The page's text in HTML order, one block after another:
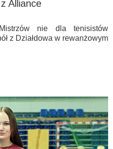
Alliance
nie dla tenisistów
z Działdowa w rewanżowym